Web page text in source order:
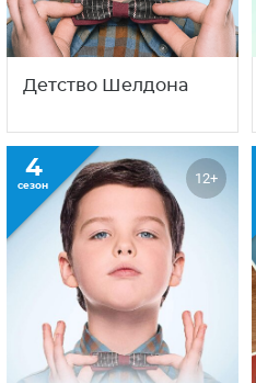
Детство Шелдона
4
сезон 12+